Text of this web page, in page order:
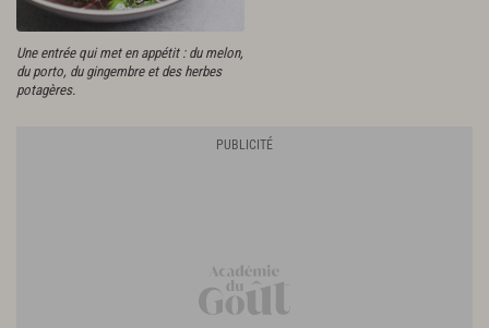
Une entrée qui met en appétit : du melon,
du porto, du gingembre et des herbes
potagères.